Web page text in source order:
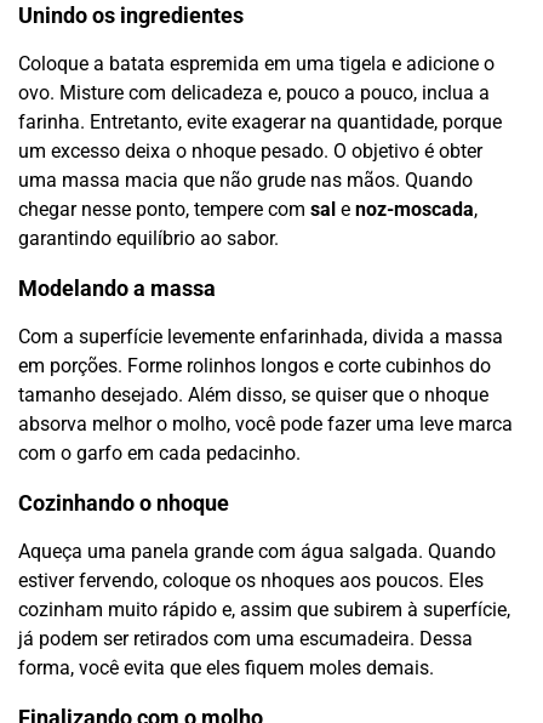
Unindo os ingredientes
Coloque a batata espremida em uma tigela e adicione o
ovo. Misture com delicadeza e, pouco a pouco, inclua a
farinha. Entretanto, evite exagerar na quantidade, porque
um excesso deixa o nhoque pesado. O objetivo é obter
uma massa macia que não grude nas mãos. Quando
chegar nesse ponto, tempere com sal e noz-moscada,
garantindo equilíbrio ao sabor.
Modelando a massa
Com a superfície levemente enfarinhada, divida a massa
em porções. Forme rolinhos longos e corte cubinhos do
tamanho desejado. Além disso, se quiser que o nhoque
absorva melhor o molho, você pode fazer uma leve marca
com o garfo em cada pedacinho.
Cozinhando o nhoque
Aqueça uma panela grande com água salgada. Quando
estiver fervendo, coloque os nhoques aos poucos. Eles
cozinham muito rápido e, assim que subirem à superfície,
já podem ser retirados com uma escumadeira. Dessa
forma, você evita que eles fiquem moles demais.